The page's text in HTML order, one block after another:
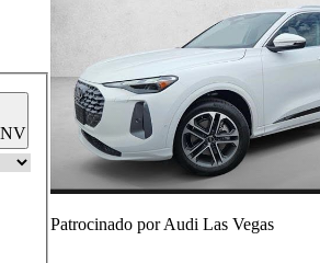
NV
Patrocinado porAudi Las Vegas